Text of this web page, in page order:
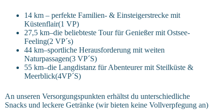
14 km – perfekte Familien- & Einsteigerstrecke mit
Küstenflair(1 VP)
27,5 km–die beliebteste Tour für Genießer mit Ostsee-
Feeling(2 VP´s)
44 km–sportliche Herausforderung mit weiten
Naturpassagen(3 VP´S)
55 km–die Langdistanz für Abenteurer mit Steilküste &
Meerblick(4VP´S)
An unseren Versorgungspunkten erhältst du unterschiedliche
Snacks und leckere Getränke (wir bieten keine Vollverpfegung an)